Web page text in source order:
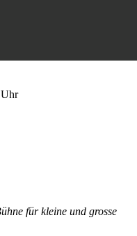
für kleine und grosse